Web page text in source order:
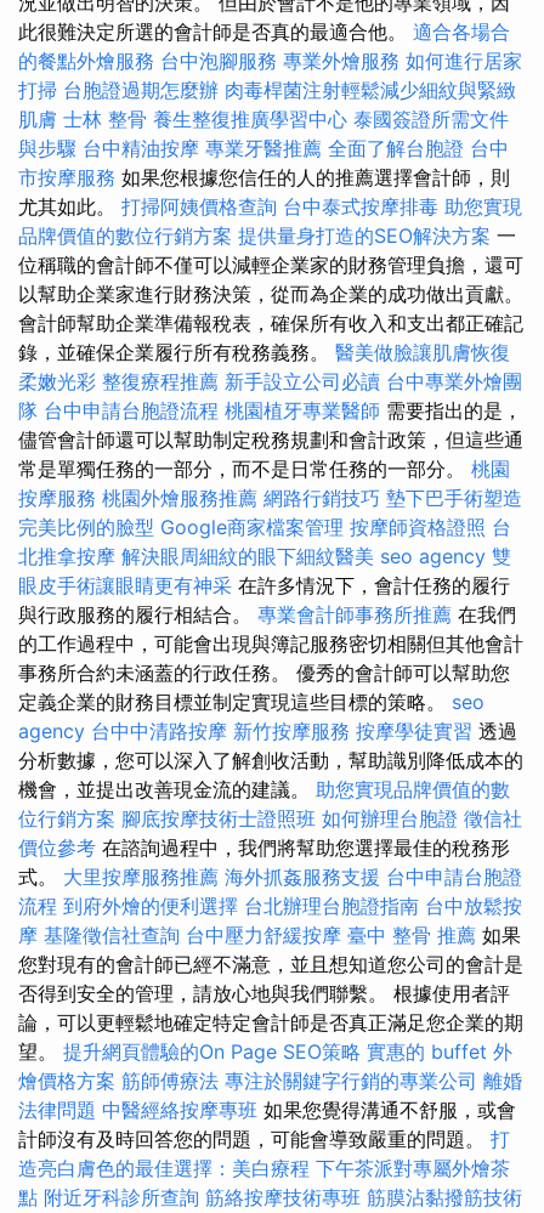
此很難決定所選的會計師是否真的最適合他。 適合各場合
的餐點外燴服務 台中泡腳服務 專業外燴服務 如何進行居家
打掃 台胞證過期怎麼辦 肉毒桿菌注射輕鬆減少細紋與緊緻
肌膚 士林 整骨 養生整復推廣學習中心 泰國簽證所需文件
與步驟 台中精油按摩 專業牙醫推薦 全面了解台胞證 台中
市按摩服務 如果您根據您信任的人的推薦選擇會計師，則
尤其如此。 打掃阿姨價格查詢 台中泰式按摩排毒 助您實現
品牌價值的數位行銷方案 提供量身打造的SEO解決方案 一
位稱職的會計師不僅可以減輕企業家的財務管理負擔，還可
以幫助企業家進行財務決策，從而為企業的成功做出貢獻。
會計師幫助企業準備報稅表，確保所有收入和支出都正確記
錄，並確保企業履行所有稅務義務。 醫美做臉讓肌膚恢復
柔嫩光彩 整復療程推薦 新手設立公司必讀 台中專業外燴團
隊 台中申請台胞證流程 桃園植牙專業醫師 需要指出的是，
儘管會計師還可以幫助制定稅務規劃和會計政策，但這些通
常是單獨任務的一部分，而不是日常任務的一部分。 桃園
按摩服務 桃園外燴服務推薦 網路行銷技巧 墊下巴手術塑造
完美比例的臉型 Google商家檔案管理 按摩師資格證照 台
北推拿按摩 解決眼周細紋的眼下細紋醫美 seo agency 雙
眼皮手術讓眼睛更有神采 在許多情況下，會計任務的履行
與行政服務的履行相結合。 專業會計師事務所推薦 在我們
的工作過程中，可能會出現與簿記服務密切相關但其他會計
事務所合約未涵蓋的行政任務。 優秀的會計師可以幫助您
定義企業的財務目標並制定實現這些目標的策略。 seo
agency 台中中清路按摩 新竹按摩服務 按摩學徒實習 透過
分析數據，您可以深入了解創收活動，幫助識別降低成本的
機會，並提出改善現金流的建議。 助您實現品牌價值的數
位行銷方案 腳底按摩技術士證照班 如何辦理台胞證 徵信社
價位參考 在諮詢過程中，我們將幫助您選擇最佳的稅務形
式。 大里按摩服務推薦 海外抓姦服務支援 台中申請台胞證
流程 到府外燴的便利選擇 台北辦理台胞證指南 台中放鬆按
摩 基隆徵信社查詢 台中壓力舒緩按摩 臺中 整骨 推薦 如果
您對現有的會計師已經不滿意，並且想知道您公司的會計是
否得到安全的管理，請放心地與我們聯繫。 根據使用者評
論，可以更輕鬆地確定特定會計師是否真正滿足您企業的期
望。 提升網頁體驗的On Page SEO策略 實惠的 buffet 外
燴價格方案 筋師傅療法 專注於關鍵字行銷的專業公司 離婚
法律問題 中醫經絡按摩專班 如果您覺得溝通不舒服，或會
計師沒有及時回答您的問題，可能會導致嚴重的問題。 打
造亮白膚色的最佳選擇：美白療程 下午茶派對專屬外燴茶
點 附近牙科診所查詢 筋絡按摩技術專班 筋膜沾黏撥筋技術